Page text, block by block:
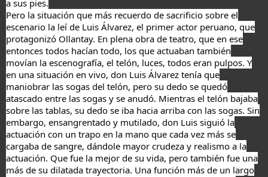
a sus pies.
Pero la situación que más recuerdo de sacrificio sobre el
escenario la leí de Luis Álvarez, el primer actor peruano, que
protagonizó Ollantay. En plena obra de teatro, que en ese
entonces todos hacían todo, los que actuaban también
movían la escenografía, el telón, luces, todos eran pulpos. Y
en una situación en vivo, don Luis Álvarez tenía que
maniobrar las sogas del telón, pero su dedo se quedó
atascado entre las sogas y se anudó. Mientras el telón bajaba
sobre las tablas, su dedo se iba hacia arriba con las sogas. Sin
embargo, ensangrentado y mutilado, don Luis siguió la
actuación con un trapo en la mano que cada vez más se
cargaba de sangre, dándole mayor crudeza y realismo a la
actuación. Que fue la mejor de su vida, pero también fue una
más de su dilatada trayectoria. Una función más de un largo